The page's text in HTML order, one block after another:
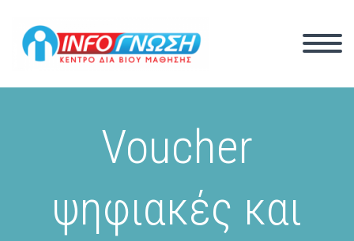
Voucher
ψηφιακές και